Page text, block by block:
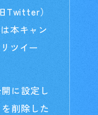
Twitter）
本キャン
ツイー
に設定し
削除した